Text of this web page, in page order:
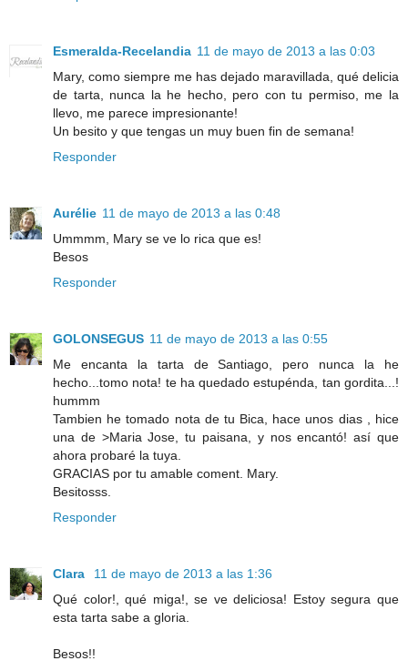
Esmeralda-Recelandia 11 de mayo de 2013 a las 0:03
Mary, como siempre me has dejado maravillada, qué delicia
de tarta, nunca la he hecho, pero con tu permiso, me la
llevo, me parece impresionante!
Un besito y que tengas un muy buen fin de semana!
Responder
Aurélie 11 de mayo de 2013 a las 0:48
Ummmm, Mary se ve lo rica que es!
Besos
Responder
GOLONSEGUS 11 de mayo de 2013 a las 0:55
Me encanta la tarta de Santiago, pero nunca la he
hecho...tomo nota! te ha quedado estupénda, tan gordita...!
hummm
Tambien he tomado nota de tu Bica, hace unos dias , hice
una de >Maria Jose, tu paisana, y nos encantó! así que
ahora probaré la tuya.
GRACIAS por tu amable coment. Mary.
Besitosss.
Responder
Clara
11 de mayo de 2013 a las 1:36
Qué color!, qué miga!, se ve deliciosa! Estoy segura que
esta tarta sabe a gloria.
Besos!!